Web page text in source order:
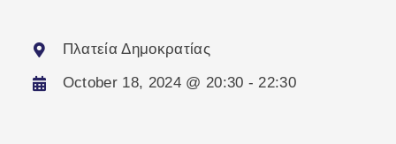
Πλατεία Δημοκρατίας
October 18, 2024 @ 20:30 - 22:30